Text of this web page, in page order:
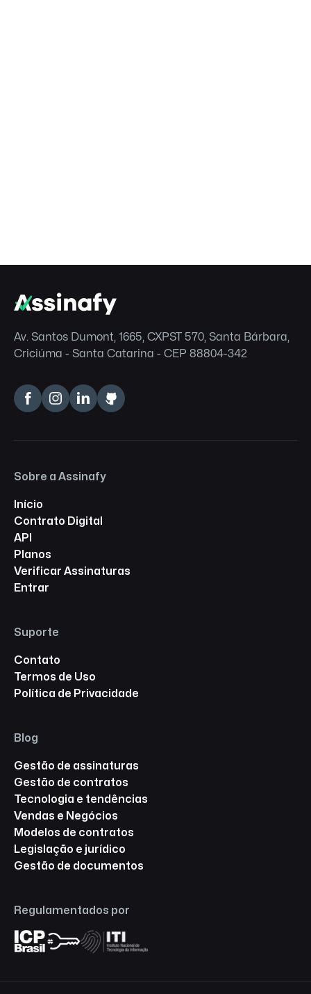
Av. Santos Dumont, 1665, CXPST 570, Santa Bárbara,
Criciúma - Santa Catarina - CEP 88804-342
Sobre a Assinafy
Início
Contrato Digital
API
Planos
Verificar Assinaturas
Entrar
Suporte
Contato
Termos de Uso
Política de Privacidade
Blog
Gestão de assinaturas
Gestão de contratos
Tecnologia e tendências
Vendas e Negócios
Modelos de contratos
Legislação e jurídico
Gestão de documentos
Regulamentados por